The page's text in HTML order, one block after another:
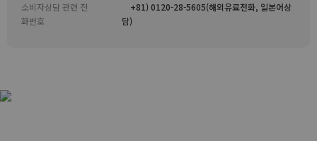
소비자상담 관련 전
화번호
+81) 0120-28-5605(해외유료전화, 일본어상
담)